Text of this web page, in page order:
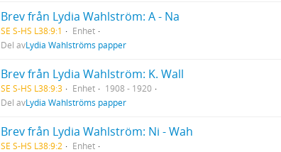
Brev från Lydia Wahlström: A - Na
SE S-HS L38:9:1
Enhet
Del avLydia Wahlströms papper
Brev från Lydia Wahlström: K. Wall
SE S-HS L38:9:3 Enhet
1908 - 1920
Del avLydia Wahlströms papper
Brev från Lydia Wahlström: Ni - Wah
SE S-HS L38:9:2
Enhet